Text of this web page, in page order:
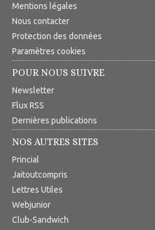
Mentions légales
Nous contacter
Protection des données
Paramètres cookies
POUR NOUS SUIVRE
Newsletter
Flux RSS
Dernières publications
NOS AUTRES SITES
Princial
Jaitoutcompris
Lettres Utiles
Webjunior
Club-Sandwich